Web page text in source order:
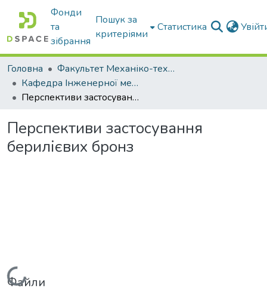
Фонди
та
зібрання
Пошук за
критеріями
Статистика
Головна
Факультет Механіко-технологічний
Кафедра Інженерної механіки та комп'ютерного проектування
Перспективи застосування берилієвих бронз
Перспективи застосування
берилієвих бронз
Вантажиться...
Файли